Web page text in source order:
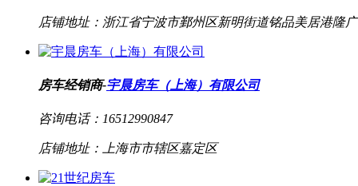
店铺地址： 浙江省宁波市鄞州区新明街道铭品美居港隆
房车经销商-宇晨房车（上海）有限公司
咨询电话： 16512990847
店铺地址： 上海市市辖区嘉定区